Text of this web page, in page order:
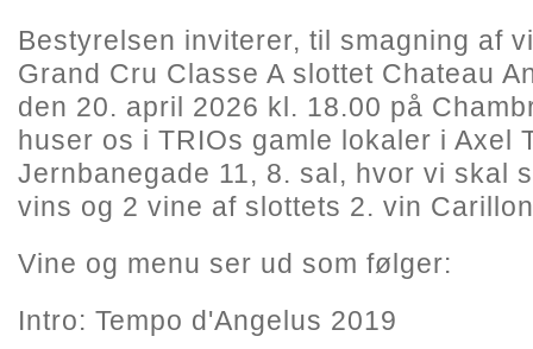
Bestyrelsen inviterer, til smagning af
Grand Cru Classe A slottet Chateau
den 20. april 2026 kl. 18.00 på
huser os i TRIOs gamle lokaler i Axel
Jernbanegade 11, 8. sal, hvor vi skal
vins og 2 vine af slottets 2. vin
Vine og menu ser ud som følger:
Intro: Tempo d'Angelus 2019